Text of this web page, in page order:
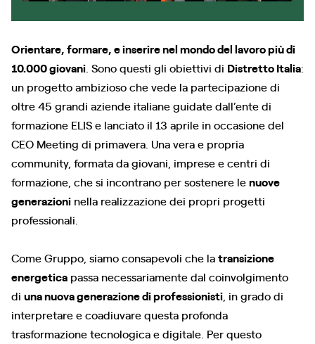
Orientare, formare, e inserire nel mondo del lavoro più di
10.000 giovani . Sono questi gli obiettivi di Distretto Italia:
un progetto ambizioso che vede la partecipazione di
oltre 45 grandi aziende italiane guidate dall’ente di
formazione ELIS e lanciato il 13 aprile in occasione del
CEO Meeting di primavera. Una vera e propria
community, formata da giovani, imprese e centri di
formazione, che si incontrano per sostenere lenuove
generazioni nella realizzazione dei propri progetti
professionali.
Come Gruppo, siamo consapevoli che latransizione
energetica passa necessariamente dal coinvolgimento
di una nuova generazione di professionisti , in grado di
interpretare e coadiuvare questa profonda
trasformazione tecnologica e digitale. Per questo